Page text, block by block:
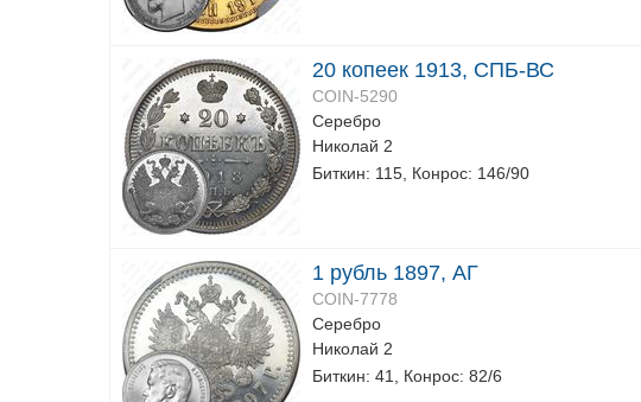
20 копеек 1913, СПБ-ВС
COIN-5290
Серебро
Николай 2
Биткин: 115, Конрос: 146/90
1 рубль 1897, АГ
COIN-7778
Серебро
Николай 2
Биткин: 41, Конрос: 82/6